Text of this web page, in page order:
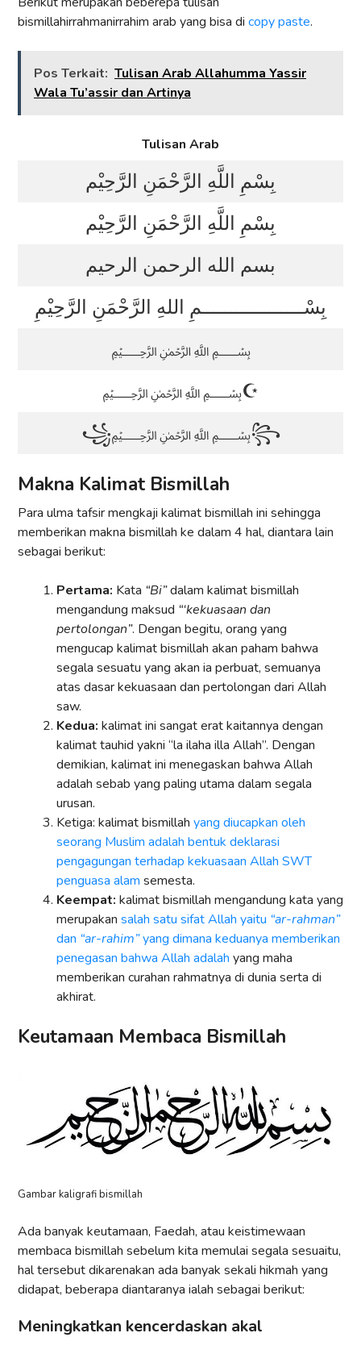
bismillahirrahmanirrahim arab yang bisa di copy paste.
Pos Terkait: Tulisan Arab Allahumma Yassir
Wala Tu’assir dan Artinya
Tulisan Arab
بِسْمِ اللَّهِ الرَّحْمَنِ الرَّحِيْم
بِسْمِ اللَّهِ الرَّحْمَنِ الرَّحِيْم
بسم الله الرحمن الرحيم
بِسْــــــــــــــــــمِ اللهِ الرَّحْمَنِ الرَّحِيْمِ
﷽
﷽☪
꧁﷽꧂
Makna Kalimat Bismillah
Para ulma tafsir mengkaji kalimat bismillah ini sehingga
memberikan makna bismillah ke dalam 4 hal, diantara lain
sebagai berikut:
Pertama: Kata “Bi”dalam kalimat bismillah
mengandung maksud “‘kekuasaan dan
pertolongan”. Dengan begitu, orang yang
mengucap kalimat bismillah akan paham bahwa
segala sesuatu yang akan ia perbuat, semuanya
atas dasar kekuasaan dan pertolongan dari Allah
saw.
Kedua: kalimat ini sangat erat kaitannya dengan
kalimat tauhid yakni “la ilaha illa Allah”. Dengan
demikian, kalimat ini menegaskan bahwa Allah
adalah sebab yang paling utama dalam segala
urusan.
Ketiga: kalimat bismillah yang diucapkan oleh
seorang Muslim adalah bentuk deklarasi
pengagungan terhadap kekuasaan Allah SWT
penguasa alam semesta.
Keempat: kalimat bismillah mengandung kata yang
merupakan salah satu sifat Allah yaitu “ar-rahman”
dan “ar-rahim”yang dimana keduanya memberikan
penegasan bahwa Allah adalah yang maha
memberikan curahan rahmatnya di dunia serta di
akhirat.
Keutamaan Membaca Bismillah
Gambar kaligrafi bismillah
Ada banyak keutamaan, Faedah, atau keistimewaan
membaca bismillah sebelum kita memulai segala sesuaitu,
hal tersebut dikarenakan ada banyak sekali hikmah yang
didapat, beberapa diantaranya ialah sebagai berikut:
Meningkatkan kencerdaskan akal